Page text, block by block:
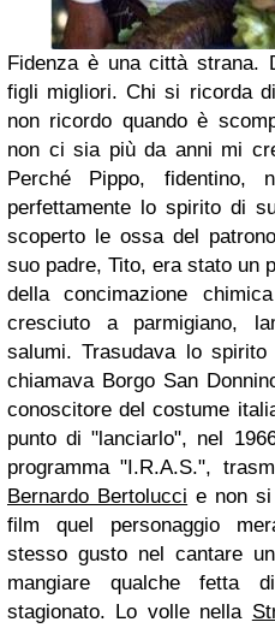
Fidenza è una città strana.
figli migliori. Chi si ricorda
non ricordo quando è
non ci sia più da anni mi
Perché Pippo, fidentino,
perfettamente lo spirito di
scoperto le ossa del
suo padre, Tito, era stato un
della concimazione
cresciuto a parmigiano,
salumi. Trasudava lo
chiamava Borgo San
conoscitore del costume
punto di "lanciarlo", nel
programma "I.R.A.S.",
Bernardo Bertolucci e non
film quel personaggio
stesso gusto nel cantare
mangiare qualche fetta
stagionato. Lo volle nella